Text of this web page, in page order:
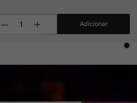
Adicionar